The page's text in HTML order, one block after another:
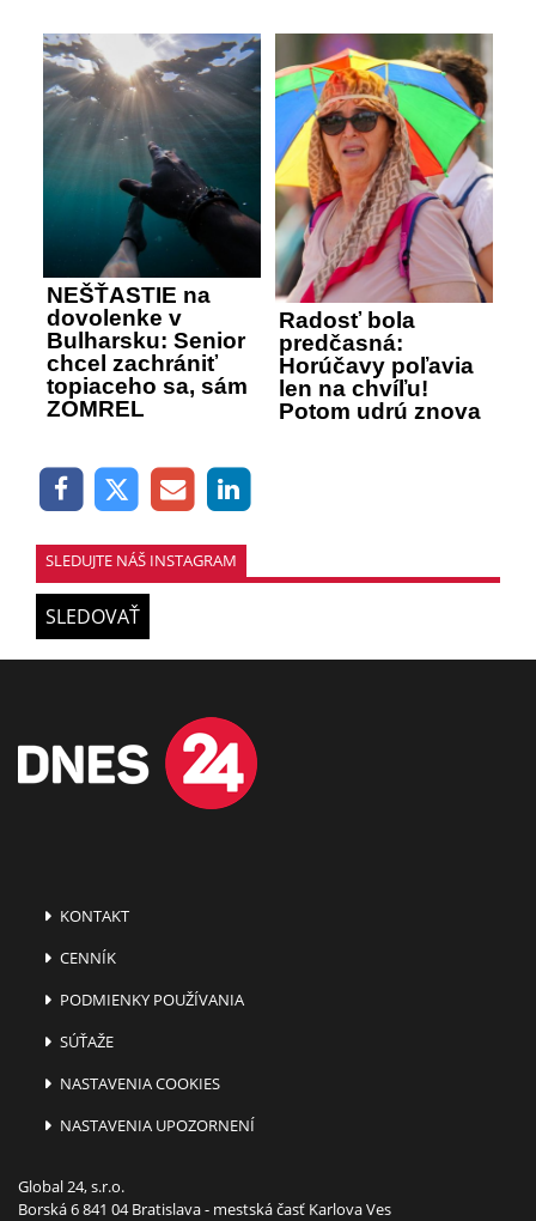
NEŠŤASTIE na
dovolenke v
Bulharsku: Senior
chcel zachrániť
topiaceho sa, sám
ZOMREL
Radosť bola
predčasná:
Horúčavy poľavia
len na chvíľu!
Potom udrú znova
SLEDUJTE NÁŠ INSTAGRAM
SLEDOVAŤ
KONTAKT
CENNÍK
PODMIENKY POUŽÍVANIA
SÚŤAŽE
NASTAVENIA COOKIES
NASTAVENIA UPOZORNENÍ
Global 24, s.r.o.
Borská 6 841 04 Bratislava - mestská časť Karlova Ves